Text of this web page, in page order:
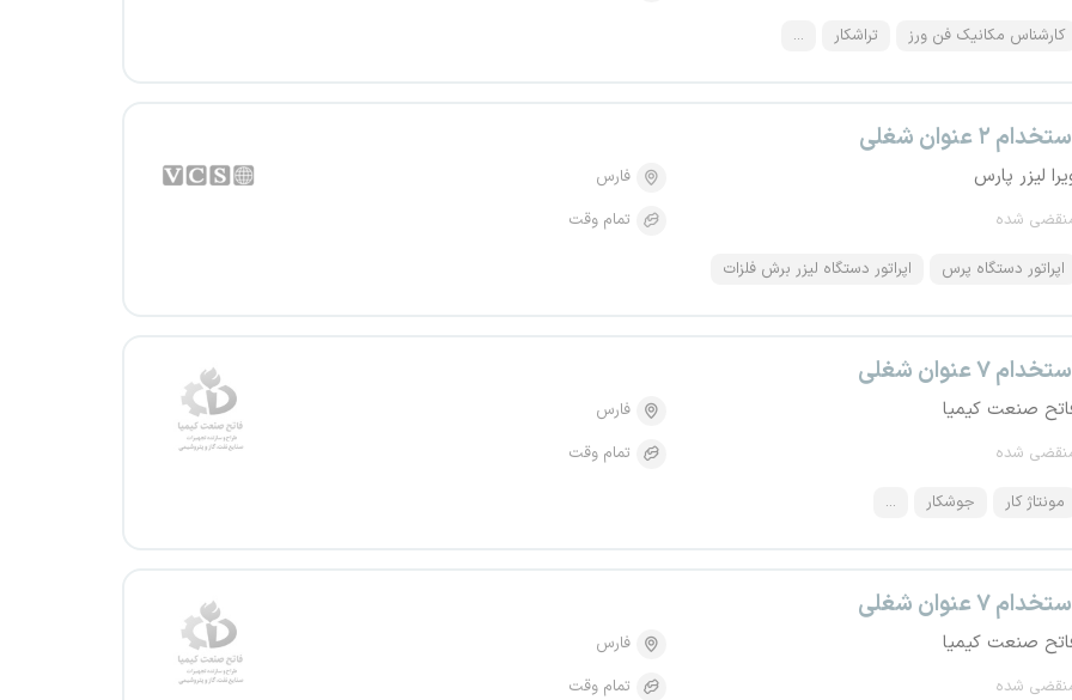
کارشناس مکانیک فن ورز تراشکار ...
۲ عنوان شغلی
لیزر پارس
شده
فارس
تمام وقت
اپراتور دستگاه پرس اپراتور دستگاه لیزر برش فلزات
۷ عنوان شغلی
صنعت کیمیا
شده
فارس
تمام وقت
مونتاژ کار جوشکار ...
۷ عنوان شغلی
صنعت کیمیا
شده
فارس
تمام وقت